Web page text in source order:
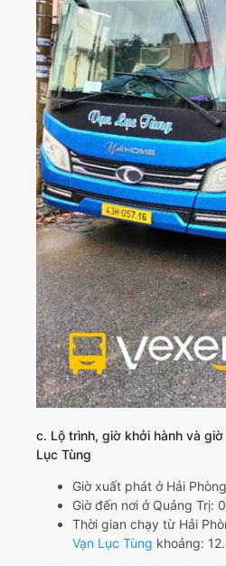
c. Lộ trình, giờ khởi hành và
Lục Tùng
Giờ xuất phát ở Hải
Giờ đến nơi ở Quảng Trị:
Thời gian chạy từ Hải
Vạn Lục Tùng khoảng: